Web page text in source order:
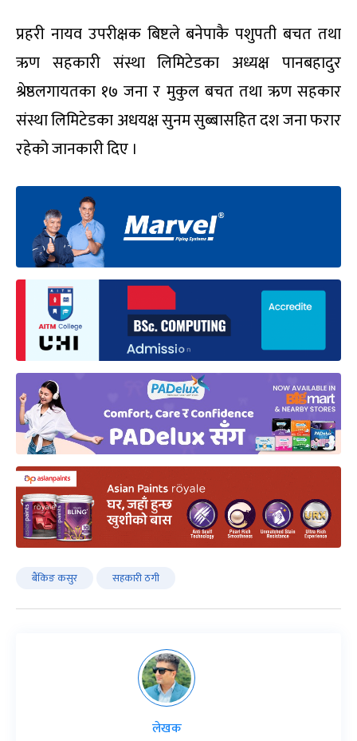
प्रहरी नायव उपरीक्षक बिष्टले बनेपाकै पशुपती बचत तथा
ऋण सहकारी संस्था लिमिटेडका अध्यक्ष पानबहादुर
श्रेष्ठलगायतका १७ जना र मुकुल बचत तथा ऋण सहकार
संस्था लिमिटेडका अधयक्ष सुनम सुब्बासहित दश जना फरार
रहेको जानकारी दिए ।
बैंकिङ कसुर सहकारी ठगी
लेखक